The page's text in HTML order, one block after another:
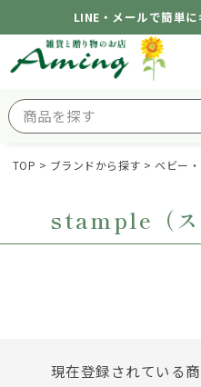
LINE・メールで簡単
TOP ブランドから探す ベビー
stample（ス
現在登録されている